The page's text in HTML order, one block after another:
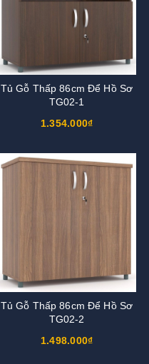
Tủ Gỗ Thấp 86cm Để Hồ Sơ
TG02-1
1.354.000₫
Tủ Gỗ Thấp 86cm Để Hồ Sơ
TG02-2
1.498.000₫